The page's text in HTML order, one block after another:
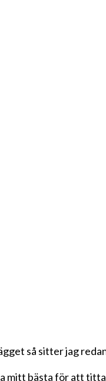
så sitter jag
mitt bästa för att